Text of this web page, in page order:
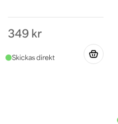
349 kr